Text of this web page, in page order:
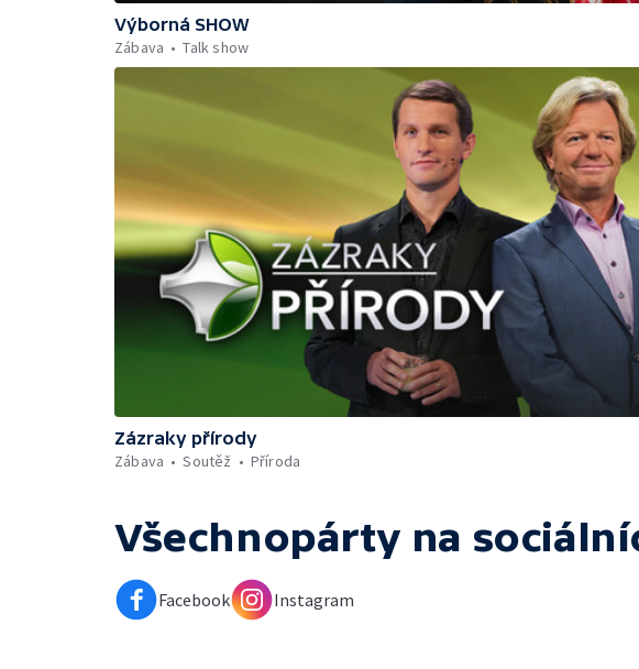
Výborná SHOW
Zábava
Talk show
Zázraky přírody
Zábava
Soutěž Příroda
Všechnopárty na
Facebook Instagram